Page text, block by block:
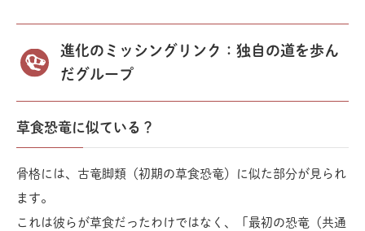
進化のミッシングリンク：独自の道を歩ん
だグループ
草食恐竜に似ている？
骨格には、古竜脚類（初期の草食恐竜）に似た部分が見られ
ます。
これは彼らが草食だったわけではなく、「最初の恐竜（共通